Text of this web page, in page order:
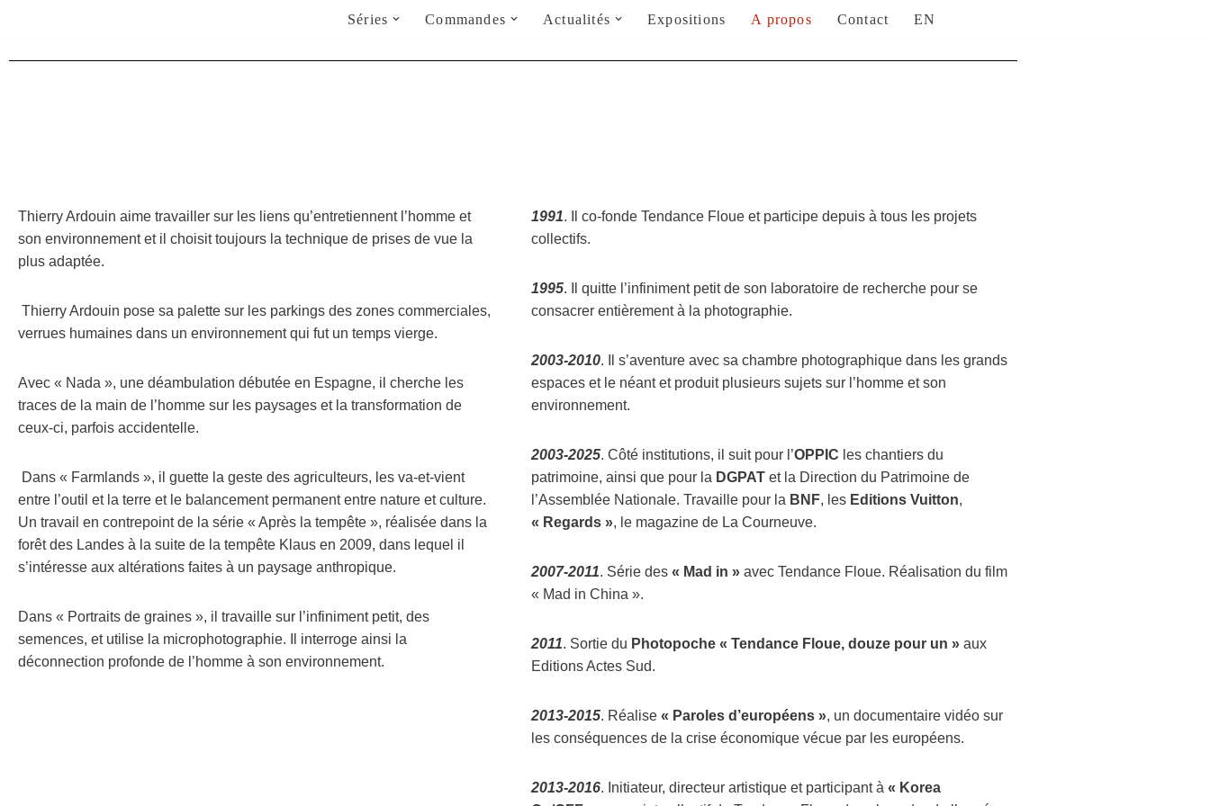
Séries Commandes Actualités Expositions A propos Contact EN
Thierry Ardouin aime travailler sur les liens qu’entretiennent l’homme et
son environnement et il choisit toujours la technique de prises de vue la
plus adaptée.
Thierry Ardouin pose sa palette sur les parkings des zones commerciales,
verrues humaines dans un environnement qui fut un temps vierge.
Avec « Nada », une déambulation débutée en Espagne, il cherche les
traces de la main de l’homme sur les paysages et la transformation de
ceux-ci, parfois accidentelle.
Dans « Farmlands », il guette la geste des agriculteurs, les va-et-vient
entre l’outil et la terre et le balancement permanent entre nature et culture.
Un travail en contrepoint de la série « Après la tempête », réalisée dans la
forêt des Landes à la suite de la tempête Klaus en 2009, dans lequel il
s’intéresse aux altérations faites à un paysage anthropique.
Dans « Portraits de graines », il travaille sur l’infiniment petit, des
semences, et utilise la microphotographie. Il interroge ainsi la
déconnection profonde de l’homme à son environnement.
1991. Il co-fonde Tendance Floue et participe depuis à tous les projets
collectifs.
1995. Il quitte l’infiniment petit de son laboratoire de recherche pour se
consacrer entièrement à la photographie.
2003-2010. Il s’aventure avec sa chambre photographique dans les grands
espaces et le néant et produit plusieurs sujets sur l’homme et son
environnement.
2003-2025. Côté institutions, il suit pour l’OPPIC les chantiers du
patrimoine, ainsi que pour la DGPAT et la Direction du Patrimoine de
l’Assemblée Nationale. Travaille pour la BNF, les Editions Vuitton,
« Regards », le magazine de La Courneuve.
2007-2011. Série des « Mad in » avec Tendance Floue. Réalisation du film
« Mad in China ».
2011. Sortie du Photopoche « Tendance Floue, douze pour un » aux
Editions Actes Sud.
2013-2015. Réalise « Paroles d’européens », un documentaire vidéo sur
les conséquences de la crise économique vécue par les européens.
2013-2016. Initiateur, directeur artistique et participant à « Korea